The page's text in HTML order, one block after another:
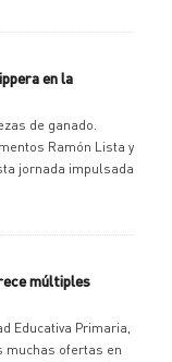
en la
de ganado.
Ramón Lista y
jornada impulsada
múltiples
Educativa Primaria,
muchas ofertas en